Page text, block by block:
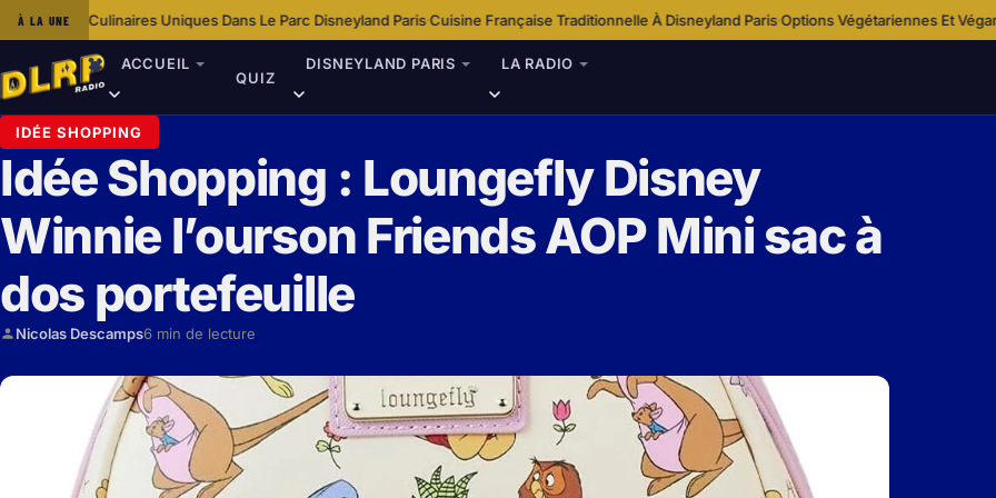
À LA UNE
Uniques Dans Le Parc Disneyland Paris·Cuisine Française Traditionnelle À Disneyland Paris·Options Végétariennes Et Véganes À Disneyland
ACCUEIL
QUIZ
DISNEYLAND PARIS LA RADIO
IDÉE SHOPPING
Idée Shopping : Loungefly Disney
Winnie l’ourson Friends AOP Mini sac à
dos portefeuille
Nicolas Descamps6 min de lecture